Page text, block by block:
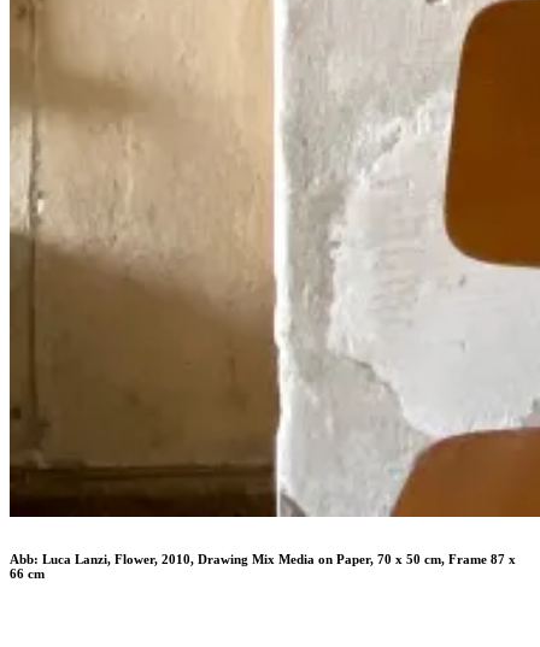
Abb: Luca Lanzi, Flower, 2010, Drawing Mix Media on Paper, 70 x 50 cm, Frame 87 x
66 cm